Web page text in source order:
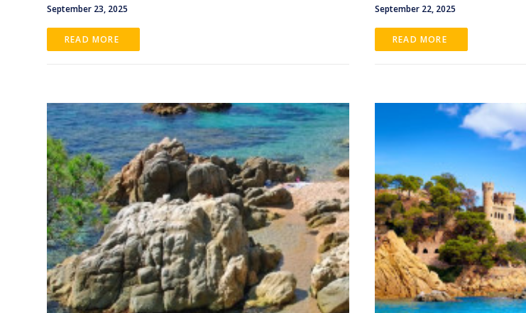
September 23, 2025
READ MORE
September 22, 2025
READ MORE